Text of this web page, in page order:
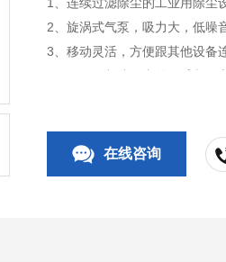
2、旋涡式气泵，吸力大，低噪
3、移动灵活，方便跟其他设备
4、不锈钢制造，内外无毛刺，
在线咨询